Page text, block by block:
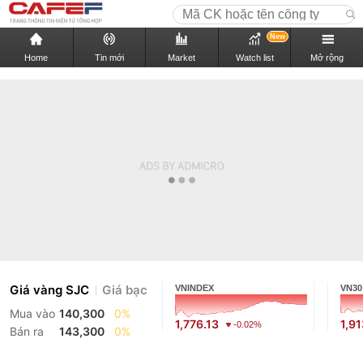
Home Tin mới Market Watch list
New
Mở rộng
Giá vàng SJC Giá bạc
Mua vào 140,300
0%
Bán ra
143,300 0%
VNINDEX
1,776.13 -0.02%
VN30